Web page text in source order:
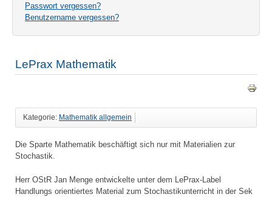
Passwort vergessen?
Benutzername vergessen?
LePrax Mathematik
Kategorie: Mathematik allgemein
Die Sparte Mathematik beschäftigt sich nur mit Materialien zur
Stochastik.
Herr OStR Jan Menge entwickelte unter dem LePrax-Label
Handlungs orientiertes Material zum Stochastikunterricht in der Sek